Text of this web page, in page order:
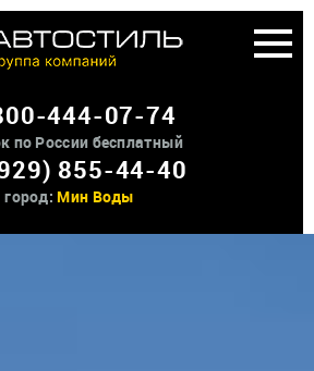
доп оборудования
О нас
Контакты
444-07-74
по России бесплатный
855-44-40
город: Мин Воды